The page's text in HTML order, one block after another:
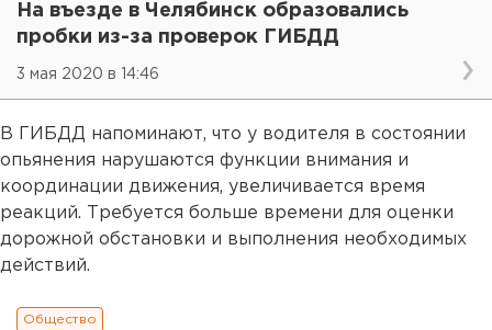
На въезде в Челябинск образовались
пробки из-за проверок ГИБДД
3 мая 2020 в 14:46
В ГИБДД напоминают, что у водителя в состоянии
опьянения нарушаются функции внимания и
координации движения, увеличивается время
реакций. Требуется больше времени для оценки
дорожной обстановки и выполнения необходимых
действий.
Общество